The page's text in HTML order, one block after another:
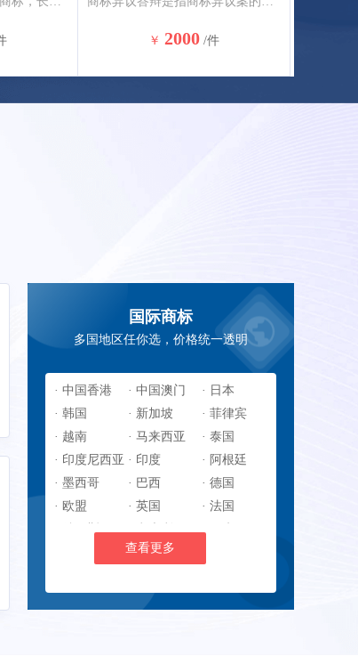
￥ 2000 /件
国际商标
多国地区任你选，价格统一透明
· 中国香港 · 中国澳门
· 日本
· 韩国
· 新加坡
· 菲律宾
· 越南
· 马来西亚
· 泰国
· 印度尼西亚 · 印度
· 阿根廷
· 墨西哥
· 巴西
· 德国
· 欧盟
· 英国
· 法国
· 俄罗斯
· 意大利
· 西班牙
· 土耳其
查看更多